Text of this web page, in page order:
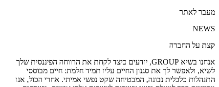
מעבר לאתר
NEWS
קצת על החברה
אנחנו בשיא GROUP, יודעים כיצד לקחת את הרווחה הפיננסית שלך
לשיא, ולאפשר לך את סגנון החיים עליו תמיד חלמת: חיים מבוססי
התנהלות כלכלית נבונה, המבטיחה שקט נפשי אמיתי. אחרי הכול, אנו